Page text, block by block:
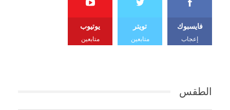
فايسبوك
إعجاب
تويتر
متابعين
يوتيوب
متابعين
الطقس